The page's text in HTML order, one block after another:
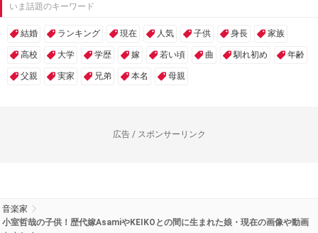
いま話題のキーワード
結婚 ランキング 現在 人気 子供 身長 家族
高校 大学 学歴 嫁 若い頃 曲 馴れ初め 年齢
父親 実家 兄弟 本名 母親
広告 / スポンサーリンク
音楽家
小室哲哉の子供！歴代嫁AsamiやKEIKOとの間に生まれた娘・現在の画像や動画